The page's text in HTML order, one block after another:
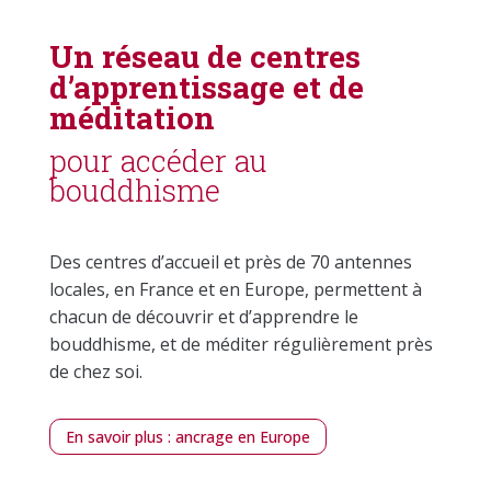
Un réseau de centres
d’apprentissage et de
méditation
pour accéder au
bouddhisme
Des centres d’accueil et près de 70 antennes
locales, en France et en Europe, permettent à
chacun de découvrir et d’apprendre le
bouddhisme, et de méditer régulièrement près
de chez soi.
En savoir plus : ancrage en Europe